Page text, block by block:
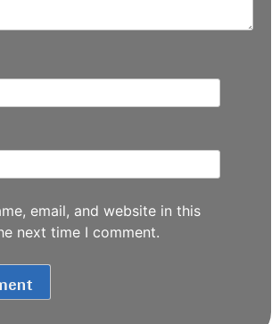
email, and website in this
next time I comment.